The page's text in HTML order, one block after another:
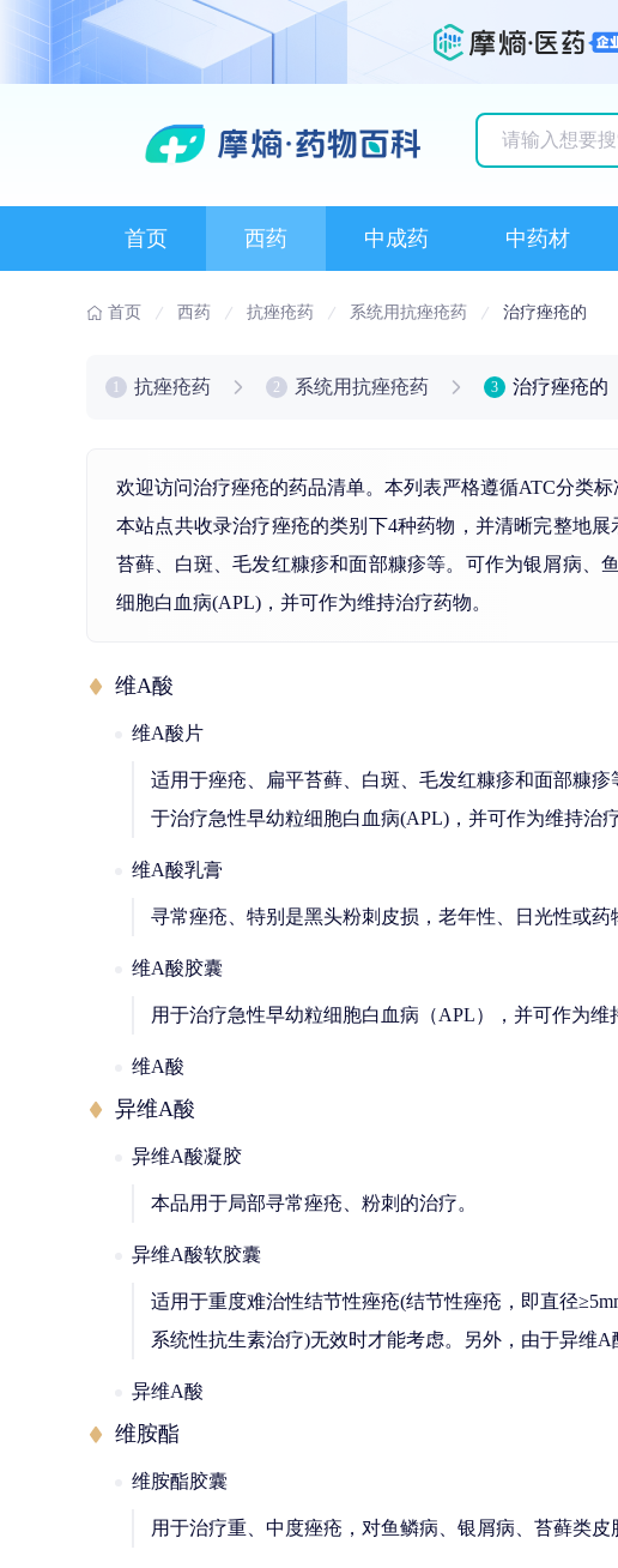
首页 西药 中成药 中药材
首页 西药 抗痤疮药 系统用抗痤疮药 治疗痤疮的
抗痤疮药 2 系统用抗痤疮药 3 治疗痤疮的
欢迎访问治疗痤疮的药品清单。本列表严格遵循ATC分类
本站点共收录治疗痤疮的类别下4种药物，并清晰完整地
苔藓、白斑、毛发红糠疹和面部糠疹等。可作为银屑病、
细胞白血病(APL)，并可作为维持治疗药物。
维A酸
维A酸片
适用于痤疮、扁平苔藓、白斑、毛发红糠疹和面部糠
于治疗急性早幼粒细胞白血病(APL)，并可作为维持治疗
维A酸乳膏
寻常痤疮、特别是黑头粉刺皮损，老年性、日光性或
维A酸胶囊
用于治疗急性早幼粒细胞白血病（APL），并可作为维
维A酸
异维A酸
异维A酸凝胶
本品用于局部寻常痤疮、粉刺的治疗。
异维A酸软胶囊
适用于重度难治性结节性痤疮(结节性痤疮，即直径
系统性抗生素治疗)无效时才能考虑。另外，由于异维
异维A酸
维胺酯
维胺酯胶囊
用于治疗重、中度痤疮，对鱼鳞病、银屑病、苔藓类